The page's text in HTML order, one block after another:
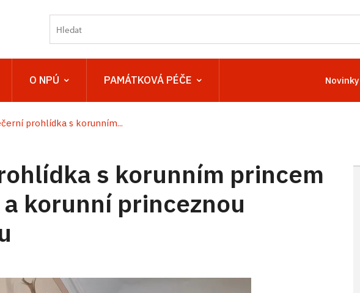
O NPÚ PAMÁTKOVÁ PÉČE Novinky
prohlídka s korunním...
s korunním princem
korunní princeznou